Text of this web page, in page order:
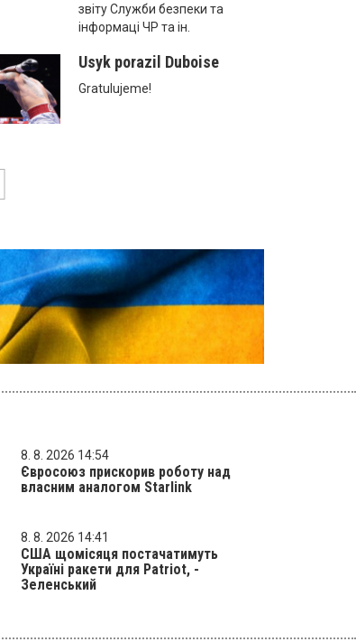
звіту Служби безпеки та
інформаці ЧР та ін.
Usyk porazil Duboise
Gratulujeme!
8. 8. 2026 14:54
Євросоюз прискорив роботу над
власним аналогом Starlink
8. 8. 2026 14:41
США щомісяця постачатимуть
Україні ракети для Patriot, -
Зеленський